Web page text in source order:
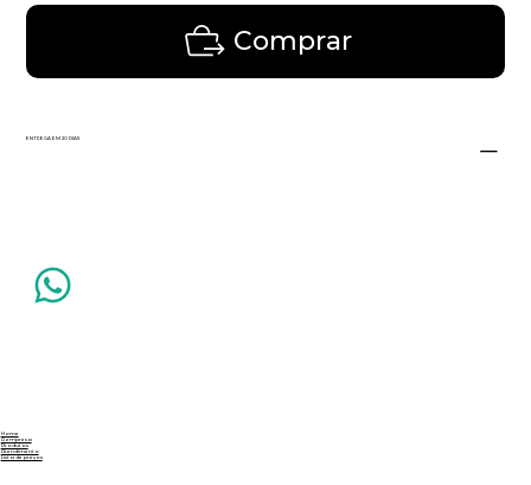
Comprar
ENTREGA EM 20 DIAS
Home
A empresa
Produtos
Atendimento
Lista de preços